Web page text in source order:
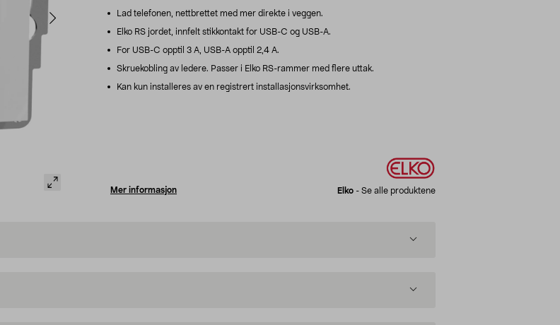
Lad telefonen, nettbrettet med mer direkte i veggen.
Elko RS jordet, innfelt stikkontakt for USB-C og USB-A.
For USB-C opptil 3 A, USB-A opptil 2,4 A.
Skruekobling av ledere. Passer i Elko RS-rammer med flere uttak.
Kan kun installeres av en registrert installasjonsvirksomhet.
Mer informasjon Elko - Se alle produktene